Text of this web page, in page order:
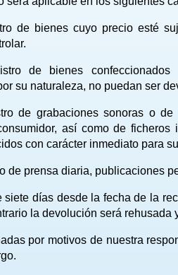
de bienes cuyo precio esté
de bienes
su naturaleza, no puedan ser
de grabaciones sonoras o
así como de
con carácter inmediato para
de prensa diaria, publicaciones
siete días desde la fecha de la
la devolución será rehusada
por motivos de nuestra